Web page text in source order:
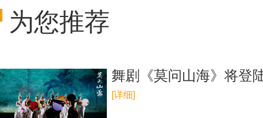
为您推荐
舞剧《莫问山海》将登
[详细]